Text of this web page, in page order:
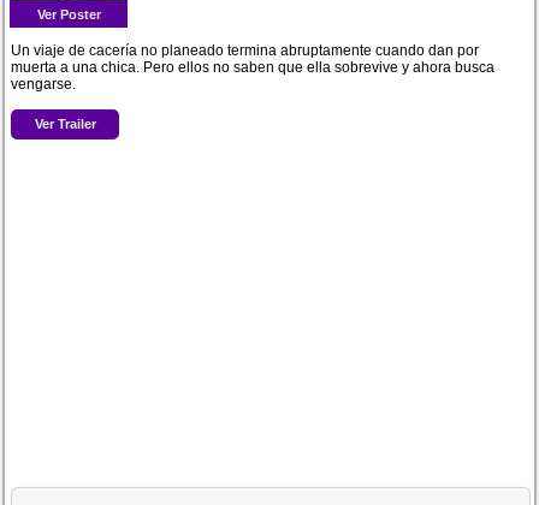
Ver Poster
Un viaje de cacería no planeado termina abruptamente cuando dan por
muerta a una chica. Pero ellos no saben que ella sobrevive y ahora busca
vengarse.
Ver Trailer